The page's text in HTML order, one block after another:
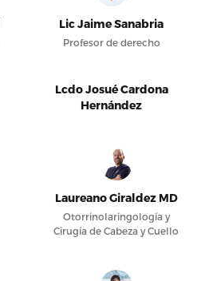
Lic Jaime Sanabria
Profesor de derecho
Lcdo Josué Cardona
Hernández
Laureano Giraldez MD
Otorrinolaringología y
Cirugía de Cabeza y Cuello